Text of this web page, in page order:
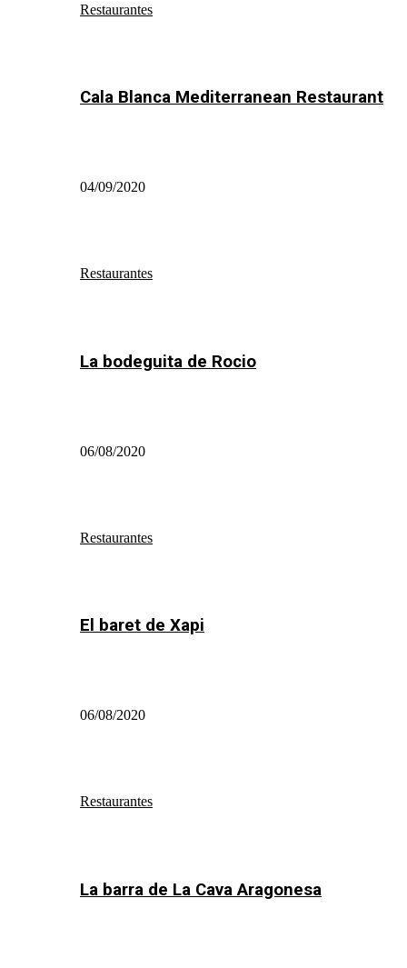
Restaurantes
Cala Blanca Mediterranean Restaurant
04/09/2020
Restaurantes
La bodeguita de Rocio
06/08/2020
Restaurantes
El baret de Xapi
06/08/2020
Restaurantes
La barra de La Cava Aragonesa